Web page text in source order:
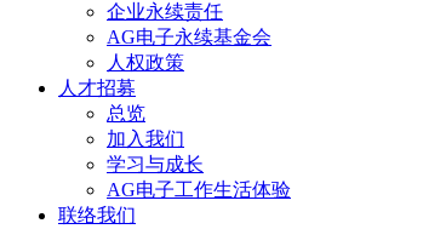
企业永续责任
AG电子永续基金会
人权政策
人才招募
总览
加入我们
学习与成长
AG电子工作生活体验
联络我们